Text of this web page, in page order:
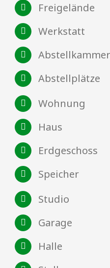
Freigelände
Werkstatt
Abstellkammer
Abstellplätze
Wohnung
Haus
Erdgeschoss
Speicher
Studio
Garage
Halle